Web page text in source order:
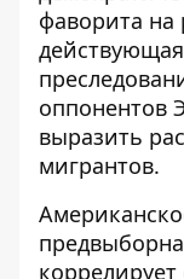
фаворита на
оппонентов
выразить
мигрантов.